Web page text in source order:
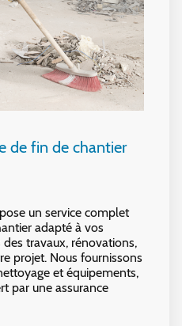
de fin de chantier
un service complet
adapté à vos
travaux, rénovations,
projet. Nous fournissons
et équipements,
par une assurance